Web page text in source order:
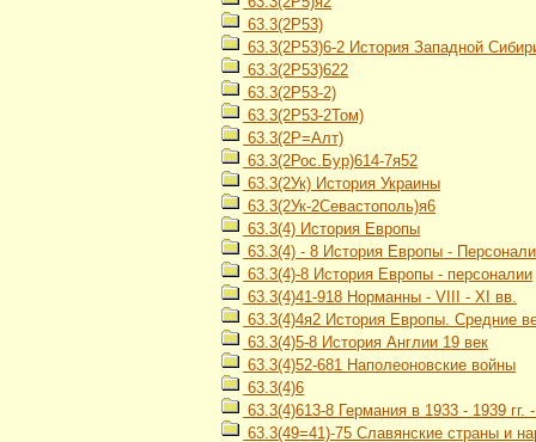
63.3(2Р53)
63.3(2Р53)6-2 История Западной
63.3(2Р53)622
63.3(2Р53-2)
63.3(2Р53-2Том)
63.3(2Р=Алт)
63.3(2Рос.Бур)614-7я52
63.3(2Ук) История Украины
63.3(2Ук-2Севастополь)я6
63.3(4) История Европы
63.3(4) - 8 История Европы -
63.3(4)-8 История Европы - персоналии
63.3(4)41-918 Норманны - VIII - XI вв.
63.3(4)4я2 История Европы. Средние
63.3(4)5-8 История Англии 19 век
63.3(4)52-681 Наполеоновские войны
63.3(4)6
63.3(4)613-8 Германия в 1933 - 1939 гг.
63.3(49=41)-75 Славянские страны и